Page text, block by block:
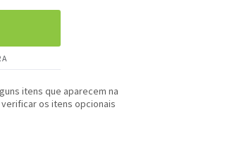
itens que aparecem na
os itens opcionais